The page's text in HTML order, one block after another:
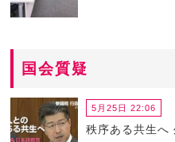
国会質疑
5月25日 22:06
秩序ある共生へ